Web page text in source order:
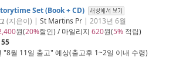
Set (Book + CD)
(지은이) | St Martins Pr | 2013년 6월
원(20%할인) / 마일리지 620원(5% 적립)
55
"8월 11일 출고" 예상(출고후 1~2일 이내 수령)